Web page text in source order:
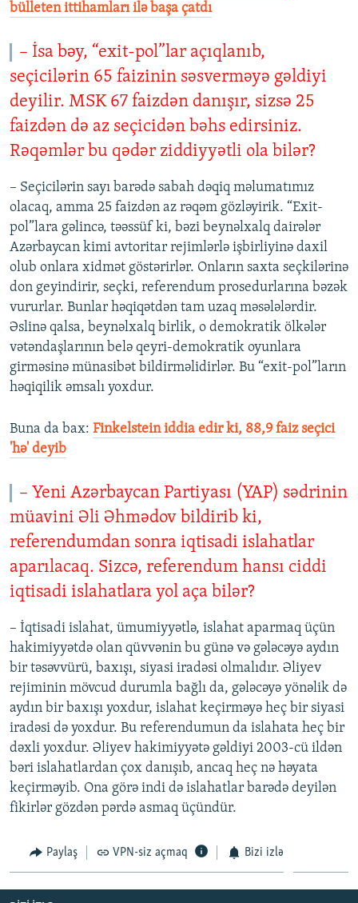
bülleten ittihamları ilə başa çatdı
– İsa bəy, “exit-pol”lar açıqlanıb,
seçicilərin 65 faizinin səsverməyə gəldiyi
deyilir. MSK 67 faizdən danışır, sizsə 25
faizdən də az seçicidən bəhs edirsiniz.
Rəqəmlər bu qədər ziddiyyətli ola bilər?
– Seçicilərin sayı barədə sabah dəqiq məlumatımız
olacaq, amma 25 faizdən az rəqəm gözləyirik. “Exit-
pol”lara gəlincə, təəssüf ki, bəzi beynəlxalq dairələr
Azərbaycan kimi avtoritar rejimlərlə işbirliyinə daxil
olub onlara xidmət göstərirlər. Onların saxta seçkilərinə
don geyindirir, seçki, referendum prosedurlarına bəzək
vururlar. Bunlar həqiqətdən tam uzaq məsələlərdir.
Əslinə qalsa, beynəlxalq birlik, o demokratik ölkələr
vətəndaşlarının belə qeyri-demokratik oyunlara
girməsinə münasibət bildirməlidirlər. Bu “exit-pol”ların
həqiqilik əmsalı yoxdur.
Buna da bax:​ Finkelstein iddia edir ki, 88,9 faiz seçici
'hə' deyib
– Yeni Azərbaycan Partiyası (YAP) sədrinin
müavini Əli Əhmədov bildirib ki,
referendumdan sonra iqtisadi islahatlar
aparılacaq. Sizcə, referendum hansı ciddi
iqtisadi islahatlara yol aça bilər?
– İqtisadi islahat, ümumiyyətlə, islahat aparmaq üçün
hakimiyyətdə olan qüvvənin bu günə və gələcəyə aydın
bir təsəvvürü, baxışı, siyasi iradəsi olmalıdır. Əliyev
rejiminin mövcud durumla bağlı da, gələcəyə yönəlik də
aydın bir baxışı yoxdur, islahat keçirməyə heç bir siyasi
iradəsi də yoxdur. Bu referendumun da islahata heç bir
dəxli yoxdur. Əliyev hakimiyyətə gəldiyi 2003-cü ildən
bəri islahatlardan çox danışıb, ancaq heç nə həyata
keçirməyib. Ona görə indi də islahatlar barədə deyilən
fikirlər gözdən pərdə asmaq üçündür.
Paylaş VPN-siz açmaq Bizi izlə